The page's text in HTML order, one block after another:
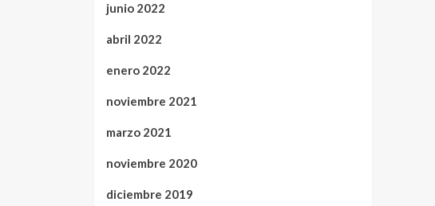
junio 2022
abril 2022
enero 2022
noviembre 2021
marzo 2021
noviembre 2020
diciembre 2019